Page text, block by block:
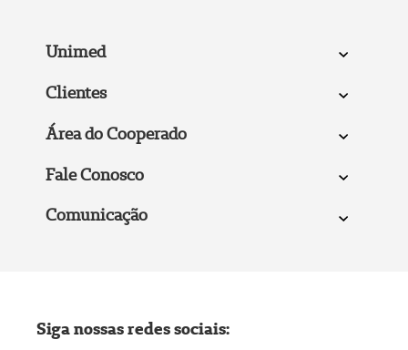
Unimed
Clientes
Área do Cooperado
Fale Conosco
Comunicação
Siga nossas redes sociais: